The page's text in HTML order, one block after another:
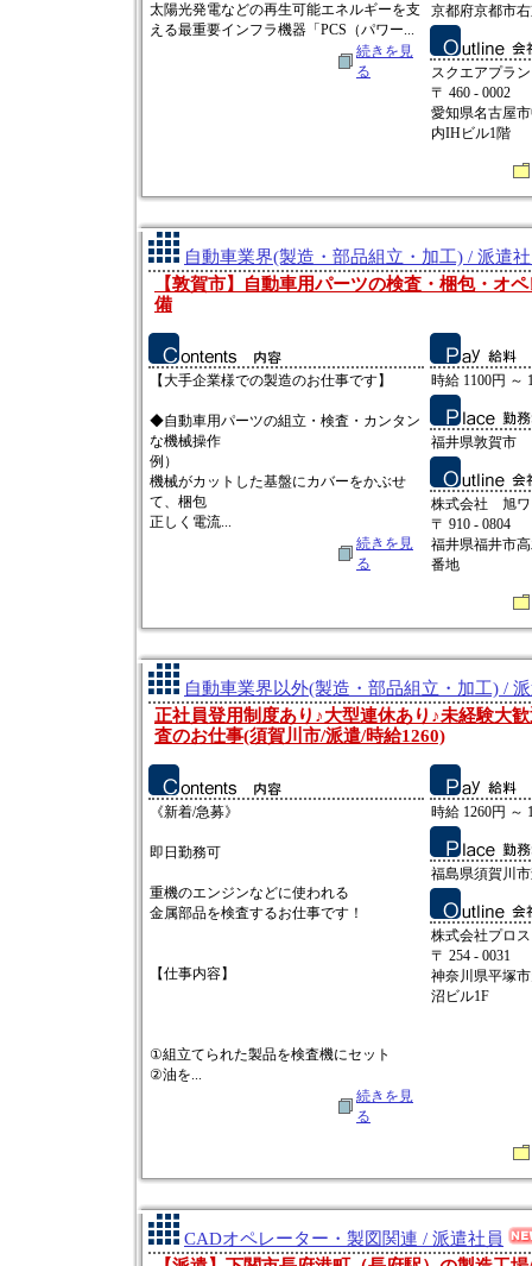
太陽光発電などの再生可能エネルギーを支
える最重要インフラ機器「PCS（パワー...
続きを見
る
京都府京都市
スクエアプラ
〒 460 - 0002
愛知県名古屋
内IHビル1階
自動車業界(製造・部品組立・加工) / 派遣
【敦賀市】自動車用パーツの検査・梱包・オ
備
【大手企業様での製造のお仕事です】
◆自動車用パーツの組立・検査・カンタン
な機械操作
例）
機械がカットした基盤にカバーをかぶせ
て、梱包
正しく電流...
続きを見
る
時給 1100円 ～
福井県敦賀市
株式会社 旭ワ
〒 910 - 0804
福井県福井市
番地
自動車業界以外(製造・部品組立・加工) /
正社員登用制度あり♪大型連休あり♪未経験大
査のお仕事(須賀川市/派遣/時給1260)
《新着/急募》
即日勤務可
重機のエンジンなどに使われる
金属部品を検査するお仕事です！
【仕事内容】
①組立てられた製品を検査機にセット
②油を...
続きを見
る
時給 1260円 ～
福島県須賀川
株式会社プロ
〒 254 - 0031
神奈川県平塚
沼ビル1F
CADオペレーター・製図関連 / 派遣社員